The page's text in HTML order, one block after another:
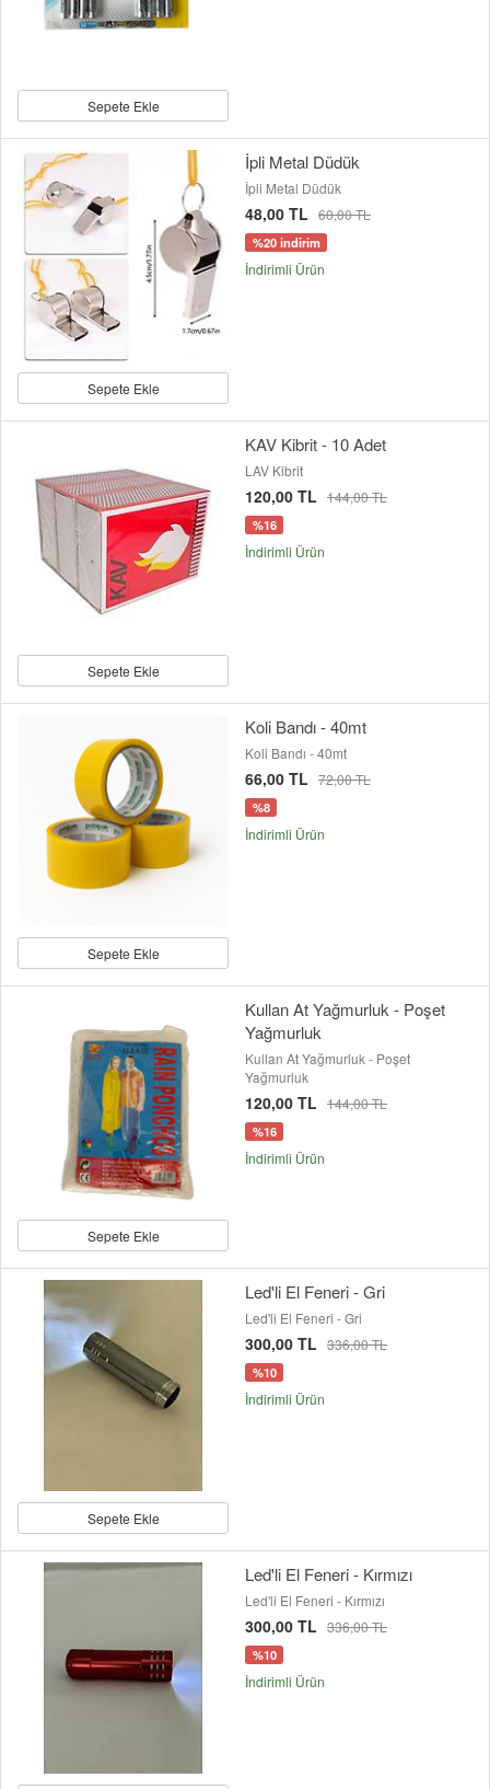
Sepete Ekle
Sepete Ekle
İpli Metal Düdük
İpli Metal Düdük
48,00 TL 60,00 TL
%20 indirim
İndirimli Ürün
Sepete Ekle
KAV Kibrit - 10 Adet
LAV Kibrit
120,00 TL 144,00 TL
%16
İndirimli Ürün
Sepete Ekle
Koli Bandı - 40mt
Koli Bandı - 40mt
66,00 TL 72,00 TL
%8
İndirimli Ürün
Sepete Ekle
Kullan At Yağmurluk - Poşet
Yağmurluk
Kullan At Yağmurluk - Poşet
Yağmurluk
120,00 TL 144,00 TL
%16
İndirimli Ürün
Sepete Ekle
Led'li El Feneri - Gri
Led'li El Feneri - Gri
300,00 TL 336,00 TL
%10
İndirimli Ürün
Led'li El Feneri - Kırmızı
Led'li El Feneri - Kırmızı
300,00 TL 336,00 TL
%10
İndirimli Ürün